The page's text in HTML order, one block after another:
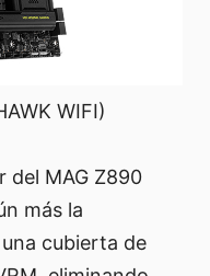
WIFI)
del MAG Z890
más la
cubierta de